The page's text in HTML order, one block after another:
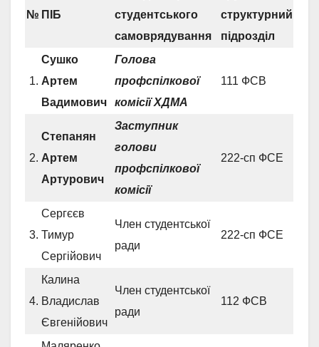
№ ПІБ
студентського
самоврядування
структурний
підрозділ
1.
Сушко
Артем
Вадимович
Голова
профспілкової
комісії ХДМА
111 ФСВ
2.
Степанян
Артем
Артурович
Заступник
голови
профспілкової
комісії
222-сп ФСЕ
3.
Сергєєв
Тимур
Сергійович
Член студентської
ради
222-сп ФСЕ
4.
Калина
Владислав
Євгенійович
Член студентської
ради
112 ФСВ